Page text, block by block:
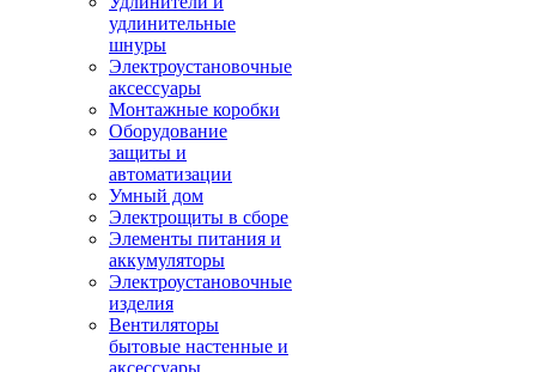
удлинительные
шнуры
Электроустановочные
аксессуары
Монтажные коробки
Оборудование
защиты и
автоматизации
Умный дом
Электрощиты в сборе
Элементы питания и
аккумуляторы
Электроустановочные
изделия
Вентиляторы
бытовые настенные и
аксессуары